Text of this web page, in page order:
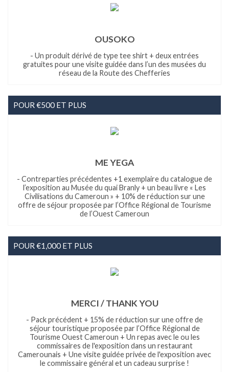
OUSOKO
- Un produit dérivé de type tee shirt + deux entrées
gratuites pour une visite guidée dans l’un des musées du
réseau de la Route des Chefferies
POUR €500 ET PLUS
ME YEGA
- Contreparties précédentes +1 exemplaire du catalogue de
l’exposition au Musée du quai Branly + un beau livre « Les
Civilisations du Cameroun » + 10% de réduction sur une
offre de séjour proposée par l’Office Régional de Tourisme
de l’Ouest Cameroun
POUR €1,000 ET PLUS
MERCI / THANK YOU
- Pack précédent + 15% de réduction sur une offre de
séjour touristique proposée par l’Office Régional de
Tourisme Ouest Cameroun + Un repas avec le ou les
commissaires de l'exposition dans un restaurant
Camerounais + Une visite guidée privée de l'exposition avec
le commissaire général et un cadeau surprise !